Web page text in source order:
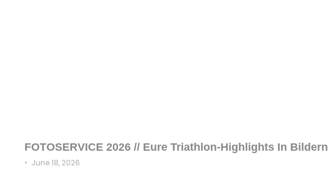
FOTOSERVICE 2026 // Eure Triathlon-Highlights In Bildern
• June 18, 2026